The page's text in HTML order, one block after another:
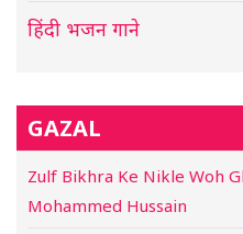
हिंदी भजन गाने
GAZAL
Zulf Bikhra Ke Nikle Woh
Mohammed Hussain